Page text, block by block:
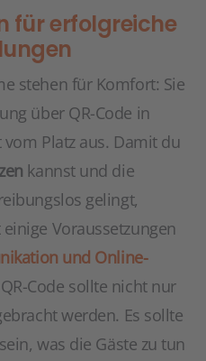
für erfolgreiche
stehen für Komfort: Sie
über QR-Code in
Platz aus. Damit du
kannst und die
gelingt,
Voraussetzungen
und Online-
Code sollte nicht nur
werden. Es sollte
was die Gäste zu tun